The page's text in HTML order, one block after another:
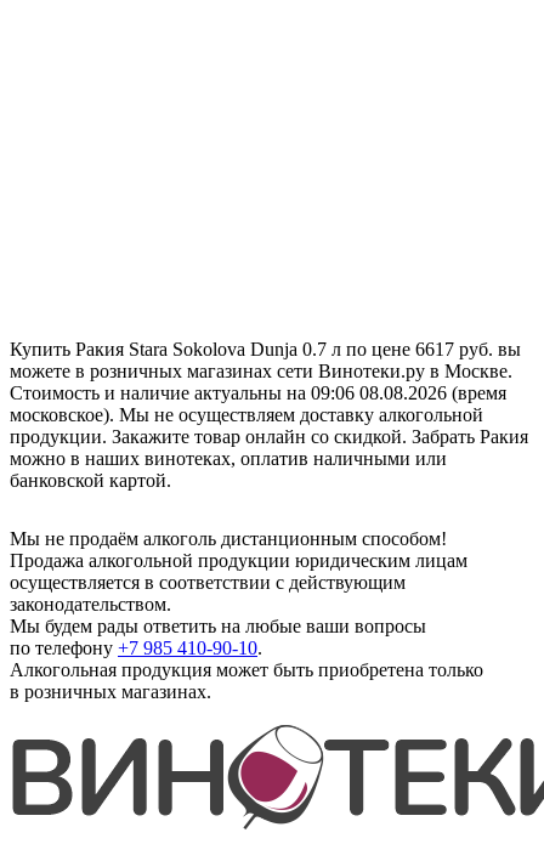
Купить Ракия Stara Sokolova Dunja 0.7 л по цене 6617 руб. вы
можете в розничных магазинах сети Винотеки.ру в Москве.
Стоимость и наличие актуальны на 09:06 08.08.2026 (время
московское). Мы не осуществляем доставку алкогольной
продукции. Закажите товар онлайн со скидкой. Забрать Ракия
можно в наших винотеках, оплатив наличными или
банковской картой.
Мы не продаём алкоголь дистанционным способом!
Продажа алкогольной продукции юридическим лицам
осуществляется в соответствии с действующим
законодательством.
Мы будем рады ответить на любые ваши вопросы
по телефону +7 985 410-90-10.
Алкогольная продукция может быть приобретена только
в розничных магазинах.